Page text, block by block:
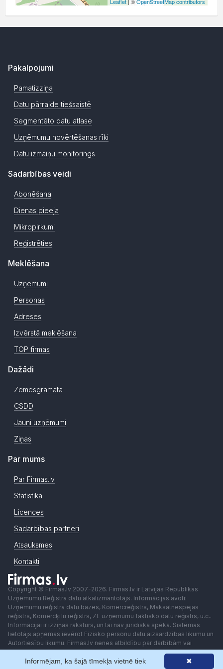
Pakalpojumi
Pamatizziņa
Datu pārraide tiešsaistē
Segmentēto datu atlase
Uzņēmumu novērtēšanas rīki
Datu izmaiņu monitorings
Sadarbības veidi
Abonēšana
Dienas pieeja
Mikropirkumi
Reģistrēties
Meklēšana
Uzņēmumi
Personas
Adreses
Izvērstā meklēšana
TOP firmas
Dažādi
Zemesgrāmata
CSDD
Jauni uzņēmumi
Ziņas
Par mums
Par Firmas.lv
Statistika
Licences
Sadarbības partneri
Atsauksmes
Kontakti
Copyright © Firmas.lv 2007-2026. Firmas.lv ir Latvijas Republikas
Uzņēmumu Reģistra datu atkalizmantotājs. Informācijas avoti:
Uzņēmumu reģistra datu bāzes, Komercreģistrs, Maksātnespējas
reģistrs, Komercķīlu reģistrs, ZL uzņēmumu faktisko datu reģistrs, u.c..
Informācijai ir izziņas raksturs, un tai nav juridiska spēka. Sistēmas
lietotājs apņemas ievērot Fizisko personu datu aizsardzības likumu un
Autortiesību likumu. Firmas.lv nenes atbildību par darbībām vai
lēmumiem, kas balstīti uz saņemto pakalpojumu. Lietotājam aizliegts
izmantot jebkādas automatizētas sistēmas vai iekārtas (robotus)
✖
Informējam, ka šajā tīmekļa vietnē tiek